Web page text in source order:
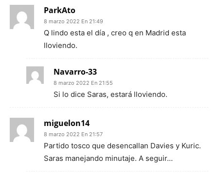
ParkAto
8 marzo 2022 En 21:49
Q lindo esta el día , creo q en Madrid esta
lloviendo.
Navarro-33
8 marzo 2022 En 21:55
Si lo dice Saras, estará lloviendo.
miguelon14
8 marzo 2022 En 21:57
Partido tosco que desencallan Davies y Kuric.
Saras manejando minutaje. A seguir…